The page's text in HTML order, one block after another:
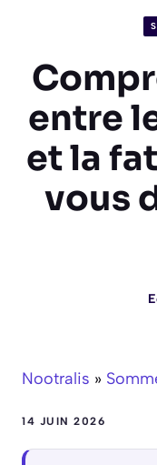
entre
et la
vous
Nootralis »
14 JUIN 2026